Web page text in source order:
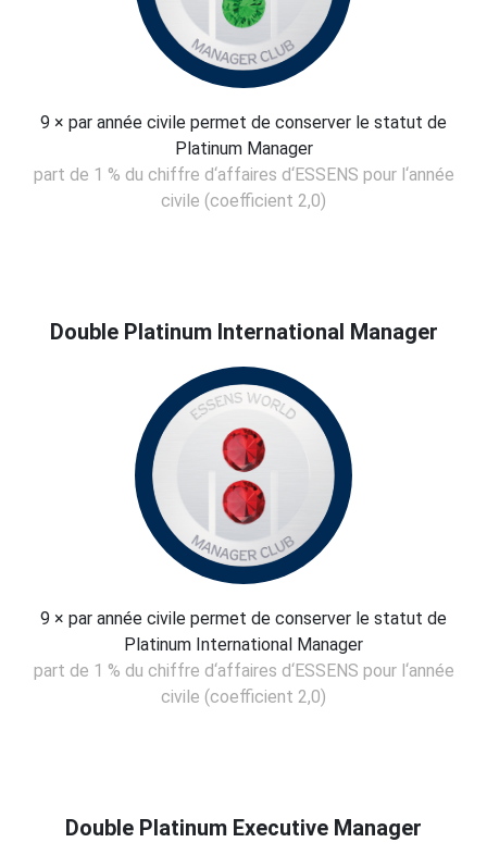
9 × par année civile permet de conserver le statut de
Platinum Manager
part de 1 % du chiffre d‘affaires d‘ESSENS pour l‘année
civile (coefficient 2,0)
Double Platinum International Manager
9 × par année civile permet de conserver le statut de
Platinum International Manager
part de 1 % du chiffre d‘affaires d‘ESSENS pour l‘année
civile (coefficient 2,0)
Double Platinum Executive Manager